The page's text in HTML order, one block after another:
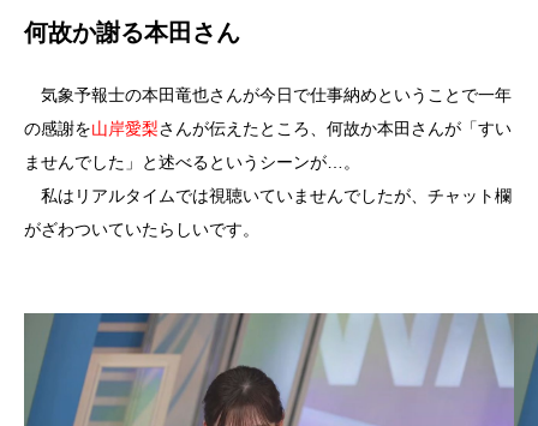
何故か謝る本田さん
気象予報士の本田竜也さんが今日で仕事納めということで一年
の感謝を山岸愛梨さんが伝えたところ、何故か本田さんが「すい
ませんでした」と述べるというシーンが…。
私はリアルタイムでは視聴いていませんでしたが、チャット欄
がざわついていたらしいです。